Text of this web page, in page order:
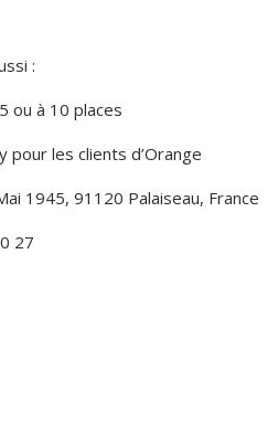
:
ou à 10 places
pour les clients d’Orange
1945, 91120 Palaiseau, France
27